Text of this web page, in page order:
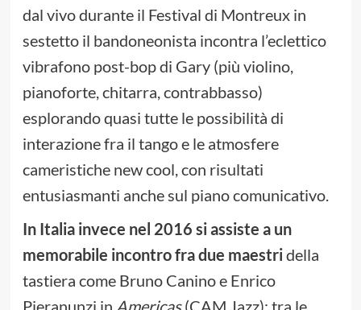
dal vivo durante il Festival di Montreux in
sestetto il bandoneonista incontra l’eclettico
vibrafono post-bop di Gary (più violino,
pianoforte, chitarra, contrabbasso)
esplorando quasi tutte le possibilità di
interazione fra il tango e le atmosfere
cameristiche new cool, con risultati
entusiasmanti anche sul piano comunicativo.
In Italia invece nel 2016 si assiste a un
memorabile incontro fra due maestridella
tastiera come Bruno Canino e Enrico